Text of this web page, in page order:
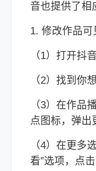
音也提供了相
1. 修改作品可
（1）打开抖
（2）找到你
（3）在作品
点图标，弹出
（4）在更多
看”选项，点击